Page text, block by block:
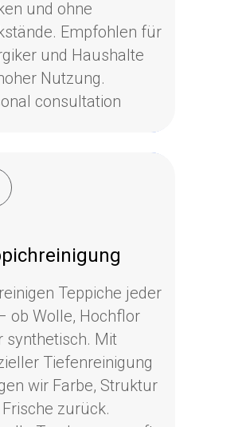
Teppiche jeder
ob Wolle, Hochflor
synthetisch. Mit
Tiefenreinigung
wir Farbe, Struktur
zurück.
Teppiche jeder
ob Wolle, Hochflor
synthetisch. Mit
Tiefenreinigung
wir Farbe, Struktur
zurück.
und ohne
Empfohlen für
und Haushalte
Nutzung.
consultation
und ohne
Empfohlen für
und Haushalte
Nutzung.
consultation